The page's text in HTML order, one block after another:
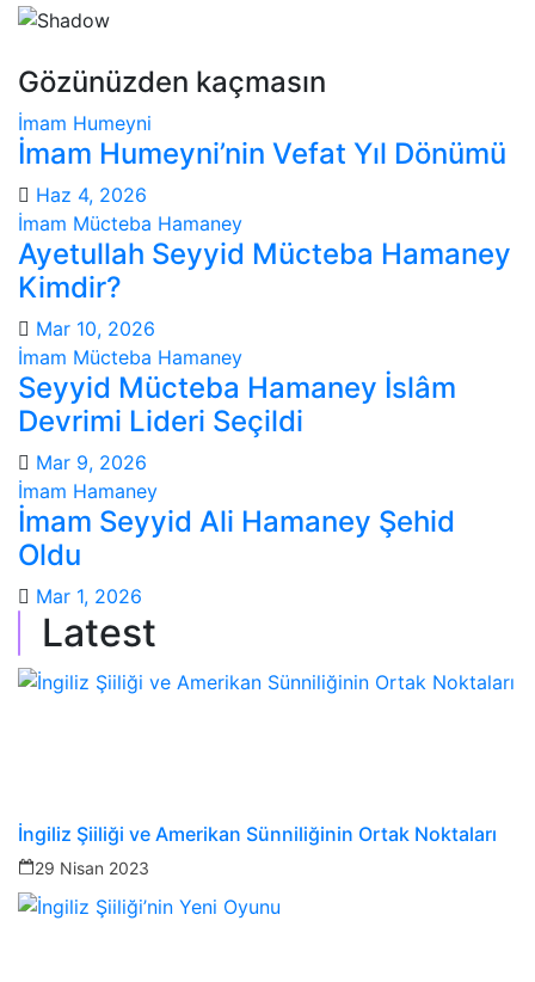
Gözünüzden kaçmasın
İmam Humeyni
İmam Humeyni’nin Vefat Yıl Dönümü
Haz 4, 2026
İmam Mücteba Hamaney
Ayetullah Seyyid Mücteba Hamaney
Kimdir?
Mar 10, 2026
İmam Mücteba Hamaney
Seyyid Mücteba Hamaney İslâm
Devrimi Lideri Seçildi
Mar 9, 2026
İmam Hamaney
İmam Seyyid Ali Hamaney Şehid
Oldu
Mar 1, 2026
Latest
İngiliz Şiiliği ve Amerikan Sünniliğinin Ortak Noktaları
29 Nisan 2023